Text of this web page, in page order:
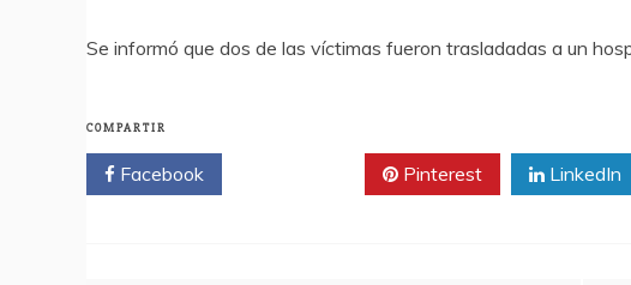
Se informó que dos de las víctimas fueron trasladadas a un
COMPARTIR
Facebook Pinterest LinkedIn